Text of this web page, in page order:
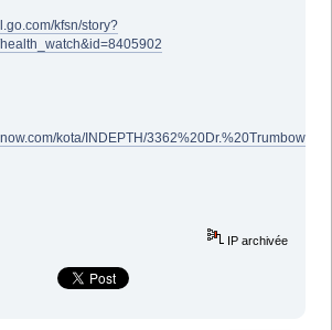
kfsn/story?
kota/INDEPTH/
IP archivée